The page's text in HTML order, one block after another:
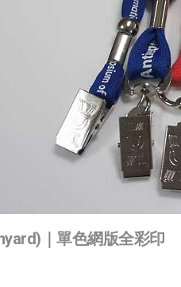
｜單色網版全彩印